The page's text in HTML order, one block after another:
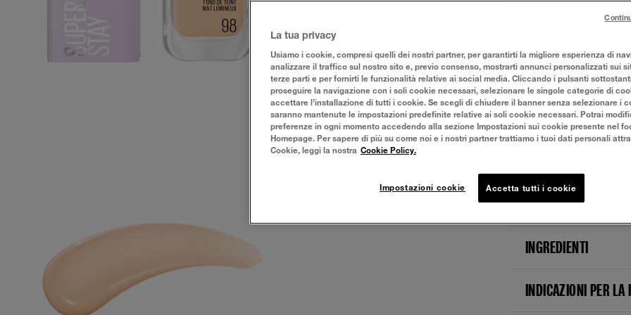
DETTAGLI PRODOTTO
Il fondotinta
medio-alta e una
soggetti). La sua
dona un finish
COME APPLICARE
INGREDIENTI
INDICAZIONI PER LA
La tua privacy
Usiamo i cookie, compresi quelli dei nostri partner, per garantirti la migliore esperienza di
analizzare il traffico sul nostro sito e, previo consenso, mostrarti annunci personalizzati sui
terze parti e per fornirti le funzionalità relative ai social media. Cliccando i pulsanti
proseguire la navigazione con i soli cookie necessari, selezionare le singole categorie di
accettare l’installazione di tutti i cookie. Se scegli di chiudere il banner senza selezionare i
saranno mantenute le impostazioni predefinite relative ai soli cookie necessari. Potrai
preferenze in ogni momento accedendo alla sezione Impostazioni sui cookie presente nel
Homepage. Per sapere di più su come noi e i nostri partner trattiamo i tuoi dati personali
Cookie, leggi la nostra Cookie Policy.
Impostazioni cookie Accetta tutti i cookie